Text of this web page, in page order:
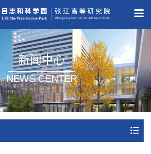
新闻中心
NEWS CENTER